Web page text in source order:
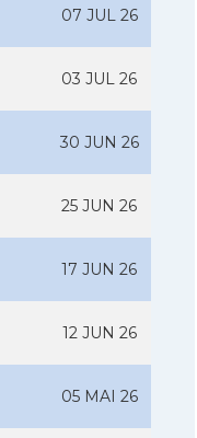
07 JUL 26
03 JUL 26
30 JUN 26
25 JUN 26
17 JUN 26
12 JUN 26
05 MAI 26